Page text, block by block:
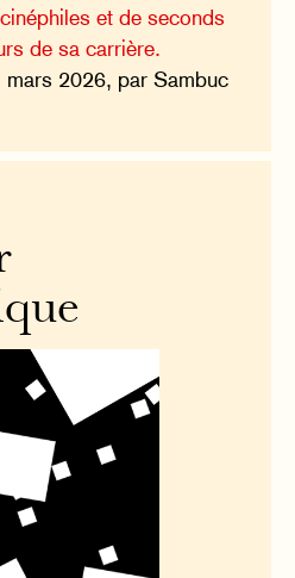
et de seconds
de sa carrière.
mars 2026, par Sambuc